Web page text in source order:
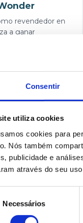
Consentir
utiliza cookies
cookies para
Nós também
publicidade e
através do seu
Necessários
revendedor en
a ganar
planes.
Leer más
y